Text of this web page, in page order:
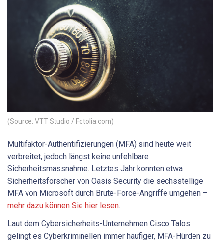
(Source: VTT Studio / Fotolia.com)
Multifaktor-Authentifizierungen (MFA) sind heute weit
verbreitet, jedoch längst keine unfehlbare
Sicherheitsmassnahme. Letztes Jahr konnten etwa
Sicherheitsforscher von Oasis Security die sechsstellige
MFA von Microsoft durch Brute-Force-Angriffe umgehen –
mehr dazu können Sie hier lesen.
Laut dem Cybersicherheits-Unternehmen Cisco Talos
gelingt es Cyberkriminellen immer häufiger, MFA-Hürden zu